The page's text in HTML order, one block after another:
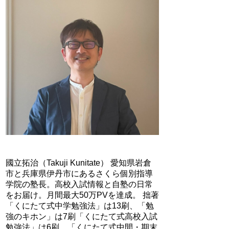
國立拓治（Takuji Kunitate） 愛知県岩倉
市と兵庫県伊丹市にあるさくら個別指導
学院の塾長。高校入試情報と自塾の日常
をお届け。月間最大50万PVを達成。 拙著
「くにたて式中学勉強法」は13刷、「勉
強のキホン」は7刷「くにたて式高校入試
勉強法」は6刷、「くにたて式中間・期末